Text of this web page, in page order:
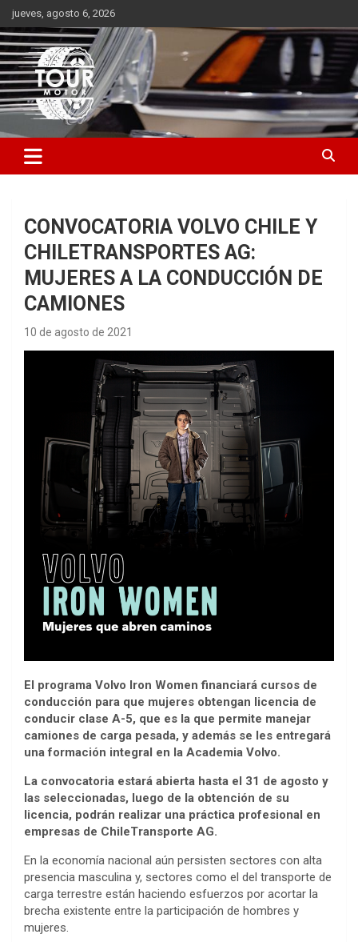
Saltar
al
contenido
jueves, agosto 6, 2026
Tour Motor
Plataforma de contenido audiovisual para el sector automotriz
CONVOCATORIA VOLVO CHILE Y
CHILETRANSPORTES AG:
MUJERES A LA CONDUCCIÓN DE
CAMIONES
10 de agosto de 2021
El programa Volvo Iron Women financiará cursos de
conducción para que mujeres obtengan licencia de
conducir clase A-5, que es la que permite manejar
camiones de carga pesada, y además se les entregará
una formación integral en la Academia Volvo.
La convocatoria estará abierta hasta el 31 de agosto y
las seleccionadas, luego de la obtención de su
licencia, podrán realizar una práctica profesional en
empresas de ChileTransporte AG.
En la economía nacional aún persisten sectores con alta
presencia masculina y, sectores como el del transporte de
carga terrestre están haciendo esfuerzos por acortar la
brecha existente entre la participación de hombres y
mujeres.